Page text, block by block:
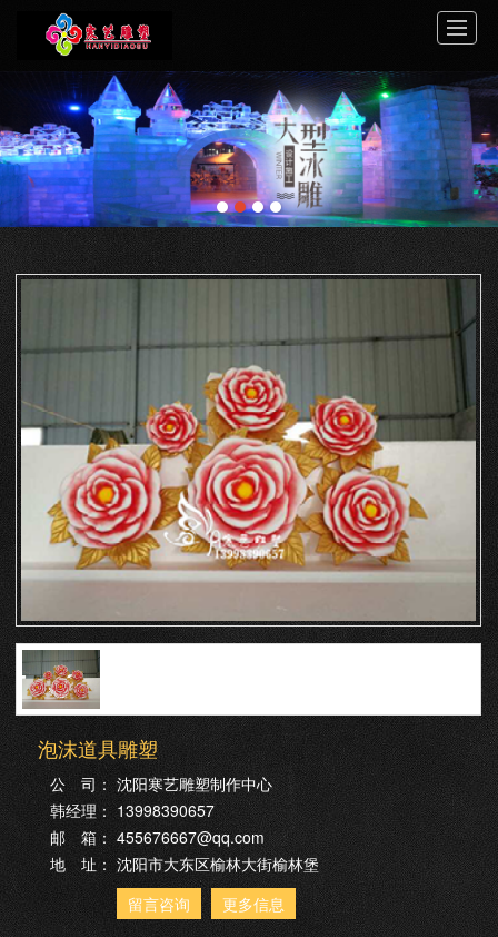
关于寒艺 案例展示 服务中心 工程介绍 视频展示 联系我们
泡沫道具雕塑
公 司： 沈阳寒艺雕塑制作中心
韩经理： 13998390657
邮 箱： 455676667@qq.com
地 址： 沈阳市大东区榆林大街榆林堡
留言咨询
更多信息